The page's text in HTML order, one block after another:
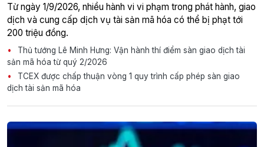
Từ ngày 1/9/2026, nhiều hành vi vi phạm trong phát hành, giao
dịch và cung cấp dịch vụ tài sản mã hóa có thể bị phạt tới
200 triệu đồng.
Thủ tướng Lê Minh Hưng: Vận hành thí điểm sàn giao dịch tài
sản mã hóa từ quý 2/2026
TCEX được chấp thuận vòng 1 quy trình cấp phép sàn giao
dịch tài sản mã hóa